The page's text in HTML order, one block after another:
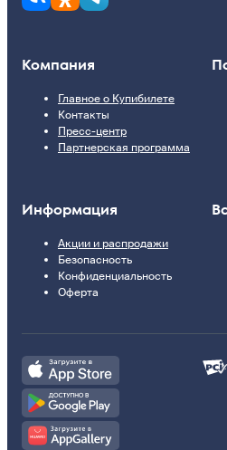
Компания
Главное о Купибилете
Контакты
Пресс-центр
Партнерская программа
Информация
Акции и распродажи
Безопасность
Конфиденциальность
Оферта